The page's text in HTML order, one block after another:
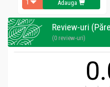
Adauga
Review-uri
(0 review-uri)